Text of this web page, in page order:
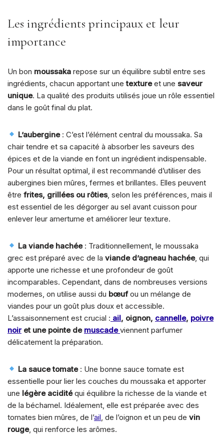
Les ingrédients principaux et leur
importance
Un bon moussaka repose sur un équilibre subtil entre ses
ingrédients, chacun apportant unetextureet une saveur
unique. La qualité des produits utilisés joue un rôle essentiel
dans le goût final du plat.
L’aubergine: C’est l’élément central du moussaka. Sa
chair tendre et sa capacité à absorber les saveurs des
épices et de la viande en font un ingrédient indispensable.
Pour un résultat optimal, il est recommandé d’utiliser des
aubergines bien mûres, fermes et brillantes. Elles peuvent
être frites, grillées ou rôties, selon les préférences, mais il
est essentiel de les dégorger au sel avant cuisson pour
enlever leur amertume et améliorer leur texture.
La viande hachée: Traditionnellement, le moussaka
grec est préparé avec de la viande d’agneau hachée, qui
apporte une richesse et une profondeur de goût
incomparables. Cependant, dans de nombreuses versions
modernes, on utilise aussi du bœufou un mélange de
viandes pour un goût plus doux et accessible.
L’assaisonnement est crucial : ail, oignon, cannelle, poivre
noir et une pointe de muscade viennent parfumer
délicatement la préparation.
La sauce tomate: Une bonne sauce tomate est
essentielle pour lier les couches du moussaka et apporter
une légère aciditéqui équilibre la richesse de la viande et
de la béchamel. Idéalement, elle est préparée avec des
tomates bien mûres, de l’ail, de l’oignon et un peu de vin
rouge, qui renforce les arômes.